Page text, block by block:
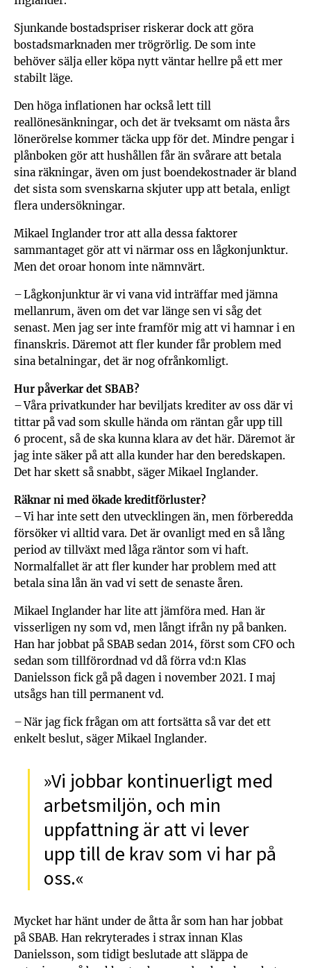
Sjunkande bostadspriser riskerar dock att göra
bostadsmarknaden mer trögrörlig. De som inte
behöver sälja eller köpa nytt väntar hellre på ett mer
stabilt läge.
Den höga inflationen har också lett till
reallönesänkningar, och det är tveksamt om nästa års
lönerörelse kommer täcka upp för det. Mindre pengar i
plånboken gör att hushållen får än svårare att betala
sina räkningar, även om just boendekostnader är bland
det sista som svenskarna skjuter upp att betala, enligt
flera undersökningar.
Mikael Inglander tror att alla dessa faktorer
sammantaget gör att vi närmar oss en lågkonjunktur.
Men det oroar honom inte nämnvärt.
– Lågkonjunktur är vi vana vid inträffar med jämna
mellanrum, även om det var länge sen vi såg det
senast. Men jag ser inte framför mig att vi hamnar i en
finanskris. Däremot att fler kunder får problem med
sina betalningar, det är nog ofrånkomligt.
Hur påverkar det SBAB?
– Våra privatkunder har beviljats krediter av oss där vi
tittar på vad som skulle hända om räntan går upp till
6 procent, så de ska kunna klara av det här. Däremot är
jag inte säker på att alla kunder har den beredskapen.
Det har skett så snabbt, säger Mikael Inglander.
Räknar ni med ökade kredit­förluster?
– Vi har inte sett den utvecklingen än, men förberedda
försöker vi alltid vara. Det är ovanligt med en så lång
period av tillväxt med låga räntor som vi haft.
Normalfallet är att fler kunder har problem med att
betala sina lån än vad vi sett de senaste åren.
Mikael Inglander har lite att jämföra med. Han är
visserligen ny som vd, men långt ifrån ny på banken.
Han har jobbat på SBAB sedan 2014, först som CFO och
sedan som tillförordnad vd då förra vd:n Klas
Danielsson fick gå på dagen i november 2021. I maj
utsågs han till permanent vd.
– När jag fick frågan om att fortsätta så var det ett
enkelt beslut, säger Mikael Inglander.
»Vi jobbar kontinuerligt med
arbetsmiljön, och min
uppfattning är att vi lever
upp till de krav som vi har på
oss.«
Mycket har hänt under de åtta år som han har jobbat
på SBAB. Han rekryterades i strax innan Klas
Danielsson, som tidigt beslutade att släppa de